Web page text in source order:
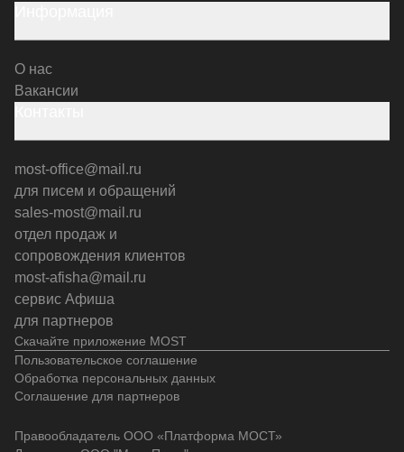
Скачайте приложение MOST
О нас
Вакансии
most-office@mail.ru
для писем и обращений
sales-most@mail.ru
отдел продаж и
сопровождения клиентов
most-afisha@mail.ru
сервис Афиша
для партнеров
Пользовательское соглашение
Обработка персональных данных
Соглашение для партнеров
Правообладатель ООО «Платформа МОСТ»